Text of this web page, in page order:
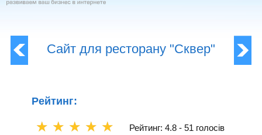
Сайт для ресторану "Сквер"
Рейтинг:
☆
☆
☆
☆
☆ Рейтинг: 4.8 -51 голосів